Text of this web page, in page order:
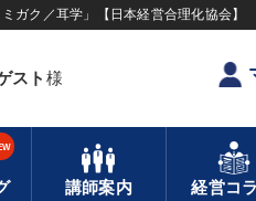
ガク／耳学」【日本経営合理化協会】
スト 様
講師案内 経営コ